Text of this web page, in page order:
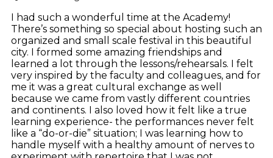
I had such a wonderful time at the Academy!
There’s something so special about hosting such an
organized and small scale festival in this beautiful
city. I formed some amazing friendships and
learned a lot through the lessons/rehearsals. I felt
very inspired by the faculty and colleagues, and for
me it was a great cultural exchange as well
because we came from vastly different countries
and continents. I also loved how it felt like a true
learning experience- the performances never felt
like a “do-or-die” situation; I was learning how to
handle myself with a healthy amount of nerves to